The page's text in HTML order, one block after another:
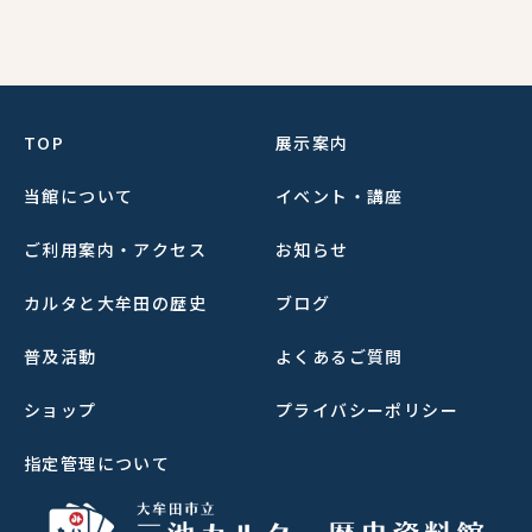
TOP
当館について
ご利用案内・アクセス
カルタと大牟田の歴史
普及活動
ショップ
指定管理について
展示案内
イベント・講座
お知らせ
ブログ
よくあるご質問
プライバシーポリシー